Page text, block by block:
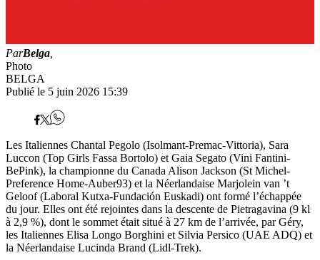
ParBelga
Photo
BELGA
Publié le 5 juin 2026 15:39
Les Italiennes Chantal Pegolo (Isolmant-Premac-Vittoria), Sara
Luccon (Top Girls Fassa Bortolo) et Gaia Segato (Vini Fantini-
BePink), la championne du Canada Alison Jackson (St Michel-
Preference Home-Auber93) et la Néerlandaise Marjolein van ’t
Geloof (Laboral Kutxa-Fundación Euskadi) ont formé l’échappée
du jour. Elles ont été rejointes dans la descente de Pietragavina (9 kl
à 2,9 %), dont le sommet était situé à 27 km de l’arrivée, par Géry,
les Italiennes Elisa Longo Borghini et Silvia Persico (UAE ADQ) et
la Néerlandaise Lucinda Brand (Lidl-Trek).